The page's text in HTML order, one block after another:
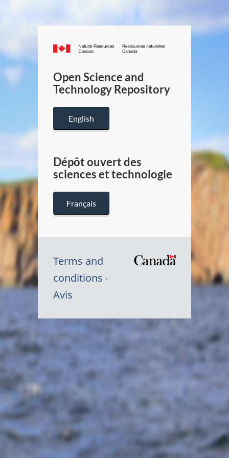
Canada.ca
/
Canada
Open Science and
Technology Repository
English
Dépôt ouvert des
sciences et technologie
Français
Terms and
conditions
Avis
Symbole
Canada